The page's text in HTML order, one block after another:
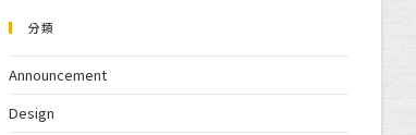
分類
Announcement
Design